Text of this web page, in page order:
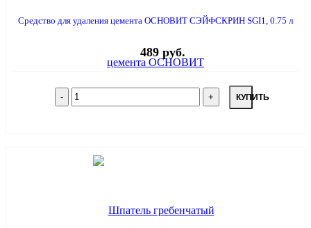
Средство для удаления цемента ОСНОВИТ СЭЙФСКРИН SGI1, 0.75 л
489 руб.
КУПИТЬ